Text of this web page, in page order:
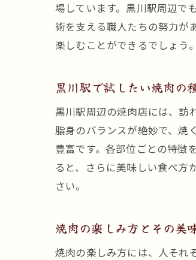
場しています。黒川駅周辺で
術を支える職人たちの努力が
楽しむことができるでしょう。
黒川駅で試したい焼肉の
黒川駅周辺の焼肉店には、訪
脂身のバランスが絶妙で、焼
豊富です。各部位ごとの特徴
ると、さらに美味しい食べ方
さい。
焼肉の楽しみ方とその美
焼肉の楽しみ方には、人それ